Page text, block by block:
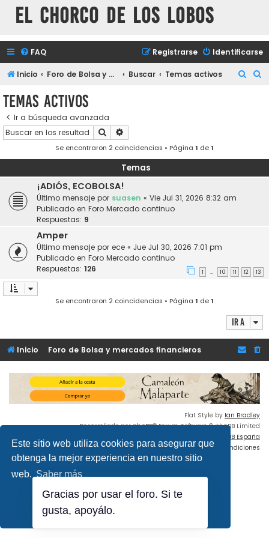
Este sitio web utiliza cookies para asegurar que
obtenga la mejor experiencia en nuestro sitio
web. Saber más
¡Lo entiendo!
El chorco de los lobos
FAQ Identificarse
Registrarse
Inicio Foro de Bolsa y mercados financieros Buscar Temas activos
Temas activos
Ir a búsqueda avanzada
Buscar
Se encontraron 2 coincidencias • Página 1 de1
Temas
¡ADIÓS, ECOBOLSA!
Último mensaje por suasen « Vie Jul 31, 2026 8:32 am
Publicado en Foro Mercado continuo
Respuestas: 9
Amper
Último mensaje por ece « Jue Jul 30, 2026 7:01 pm
Publicado en Foro Mercado continuo
Respuestas: 126 1 … 10 11 12 13
Se encontraron 2 coincidencias • Página 1 de1
Ir a
Inicio Foro de Bolsa y mercados financieros
Flat Style by Ian Bradley
Desarrollado porphpBB® Forum Software © phpBB Limited
phpBB España
Privacidad
Condiciones
Gracias por usar el foro. Si te
gusta, apoyálo.